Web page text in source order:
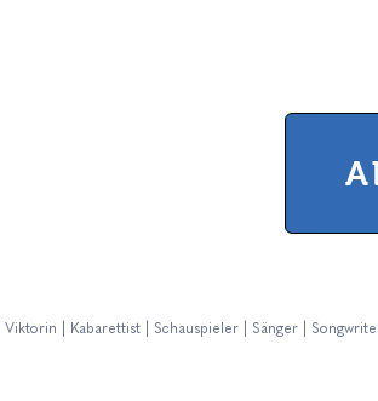
| Kabarettist | Schauspieler | Sänger |